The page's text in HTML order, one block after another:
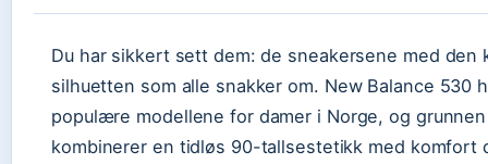
Du har sikkert sett dem: de sneakersene med den
silhuetten som alle snakker om. New Balance 530
populære modellene for damer i Norge, og
kombinerer en tidløs 90-tallsestetikk med komfort